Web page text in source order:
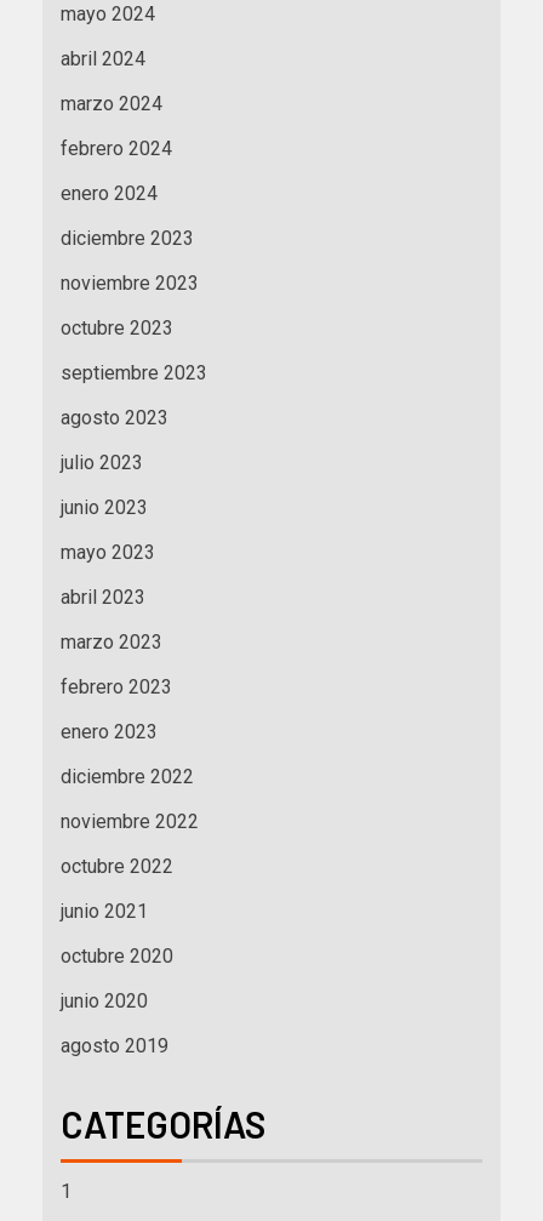
mayo 2024
abril 2024
marzo 2024
febrero 2024
enero 2024
diciembre 2023
noviembre 2023
octubre 2023
septiembre 2023
agosto 2023
julio 2023
junio 2023
mayo 2023
abril 2023
marzo 2023
febrero 2023
enero 2023
diciembre 2022
noviembre 2022
octubre 2022
junio 2021
octubre 2020
junio 2020
agosto 2019
CATEGORÍAS
1